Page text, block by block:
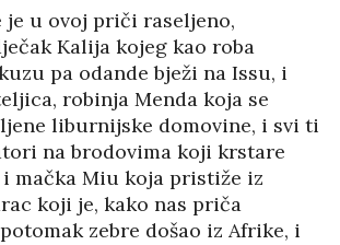
je u ovoj priči raseljeno,
Kalija kojeg kao roba
pa odande bježi na Issu, i
robinja Menda koja se
liburnijske domovine, i svi ti
na brodovima koji krstare
mačka Miu koja pristiže iz
koji je, kako nas priča
zebre došao iz Afrike, i